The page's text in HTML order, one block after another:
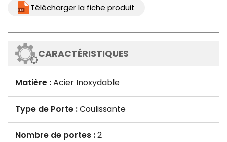
Télécharger la fiche produit
CARACTÉRISTIQUES
Matière :Acier Inoxydable
Type de Porte :Coulissante
Nombre de portes :2